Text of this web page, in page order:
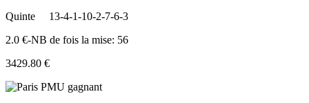
Quinte
13-4-1-10-2-7-6-3
2.0 €-NB de fois la mise: 56
3429.80 €